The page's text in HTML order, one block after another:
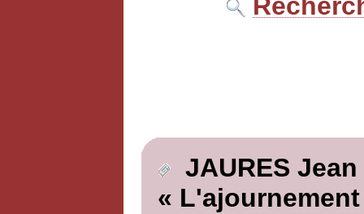
JAURES Jean
« L'ajournement